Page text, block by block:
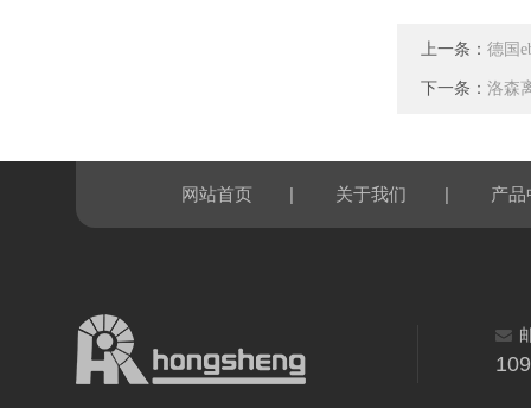
上一条： 德国
下一条： 洛森
网站首页 | 关于我们 | 产品